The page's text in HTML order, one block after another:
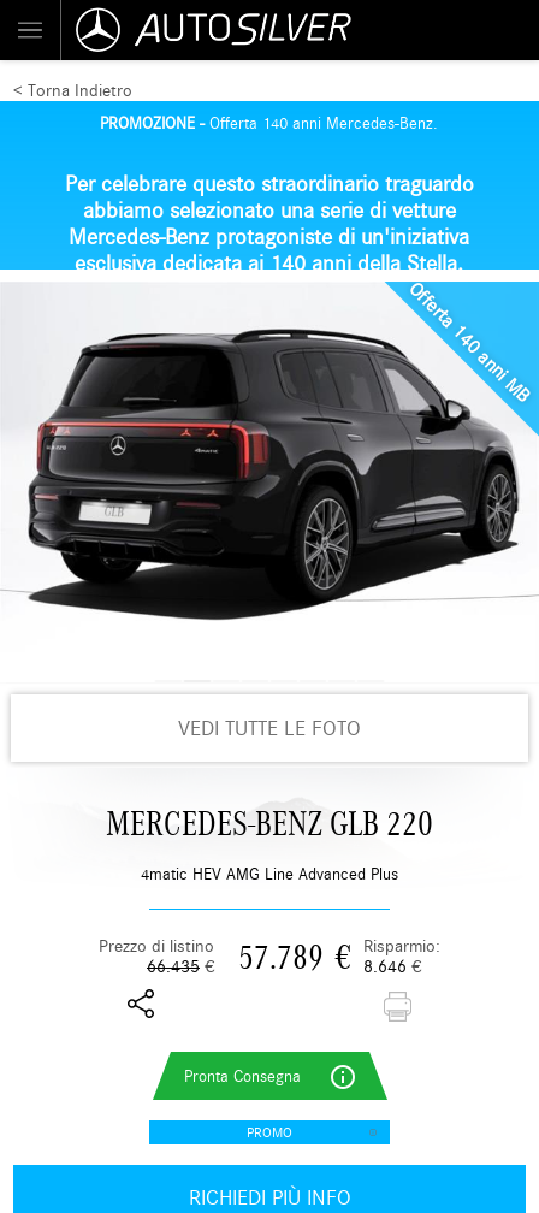
< Torna Indietro
PROMOZIONE -Offerta 140 anni Mercedes-Benz.
Per celebrare questo straordinario traguardo
abbiamo selezionato una serie di vetture
Mercedes-Benz protagoniste di un'iniziativa
esclusiva dedicata ai 140 anni della Stella.
Di seguito trovi i modelli disponibili con le
relativecondizioni dedicate
Il nostro team è a tua disposizione per fornirti
maggiori informazioni, verificare la
disponibilità delle vetture e preparare un
preventivo personalizzato.
Scopri le offerte e trova la Mercedes-Benz che
fa per te.
Offerta 140 anni MB
VEDI TUTTE LE FOTO
MERCEDES-BENZ GLB 220
4matic HEV AMG Line Advanced Plus
Prezzo di listino
66.435 € 57.789 €
Risparmio:
8.646 €
info_outline
PROMO
RICHIEDI PIÙ INFO